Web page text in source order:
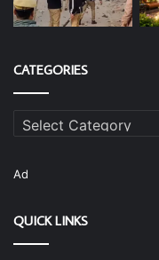
CATEGORIES
Categories
Ad
QUICK LINKS